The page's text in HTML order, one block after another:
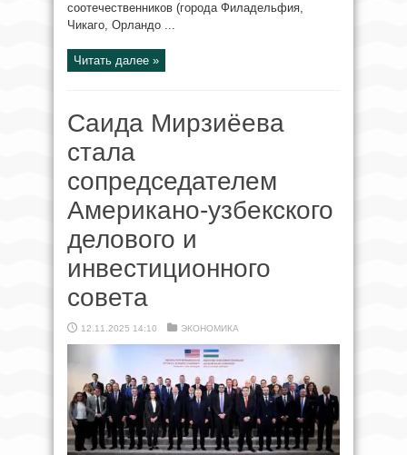
соотечественников (города Филадельфия,
Чикаго, Орландо ...
Читать далее »
Саида Мирзиёева
стала
сопредседателем
Американо-узбекского
делового и
инвестиционного
совета
12.11.2025 14:10 ЭКОНОМИКА